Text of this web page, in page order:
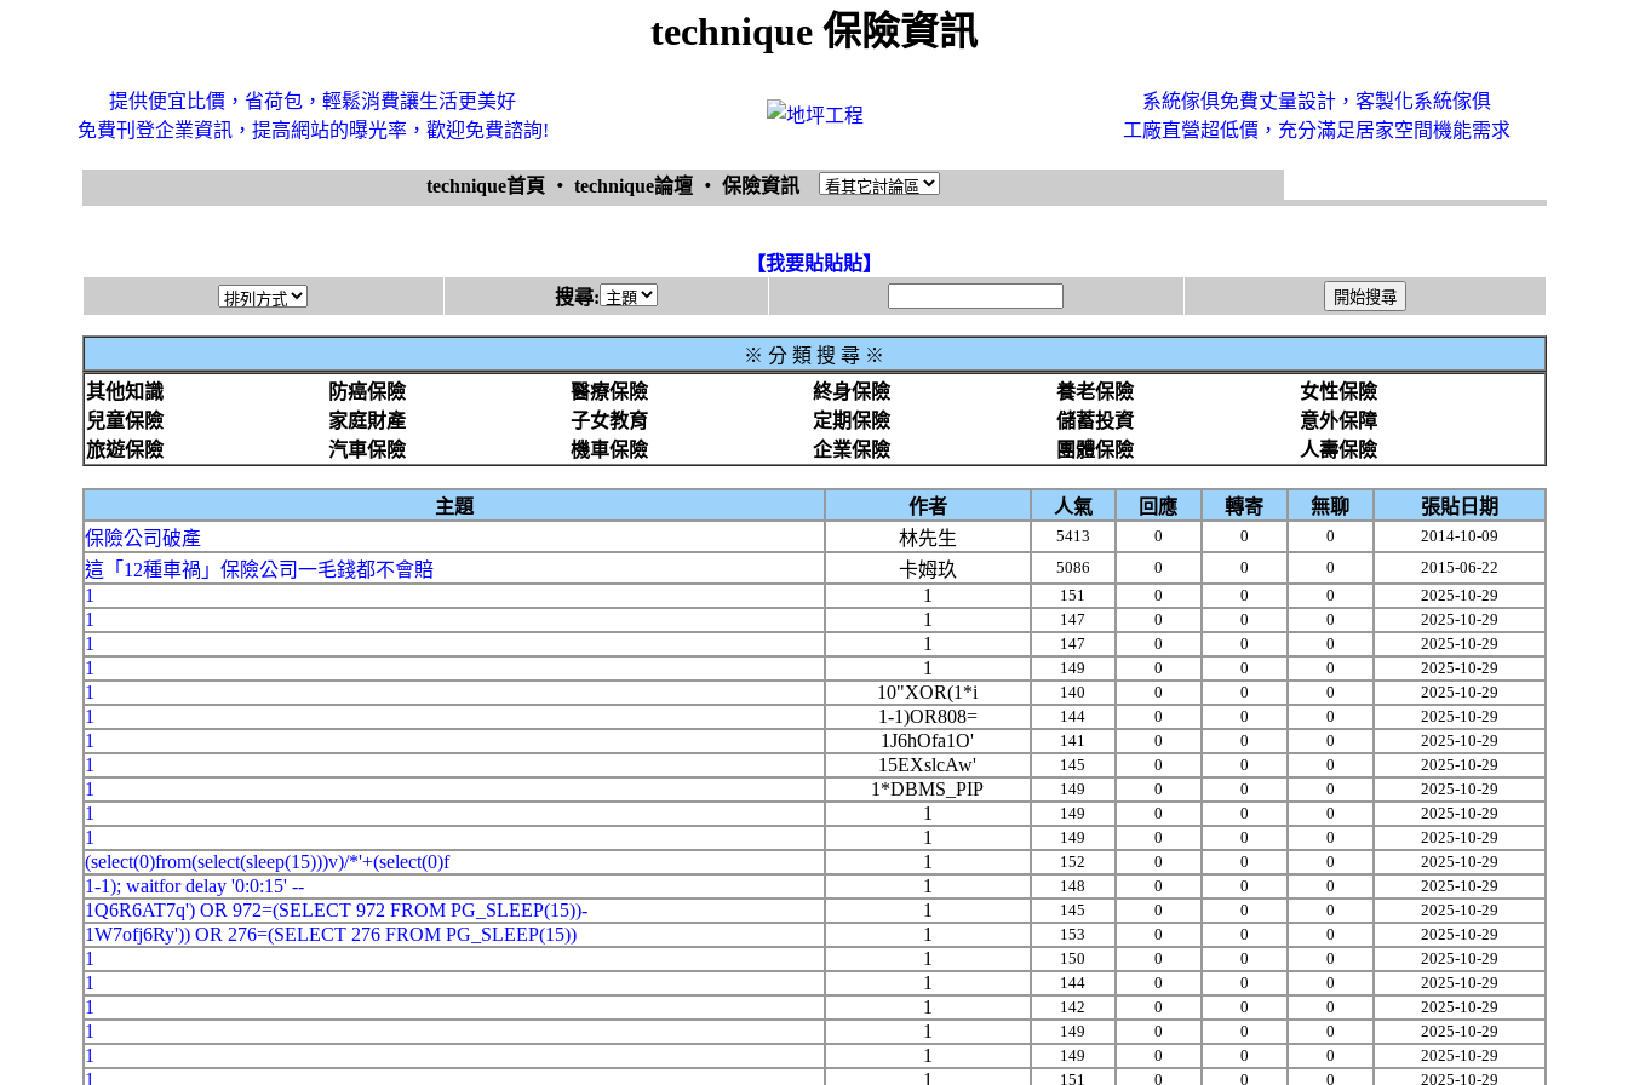
technique 保險資訊
提供便宜比價，省荷包，輕鬆消費讓生活更美好
免費刊登企業資訊，提高網站的曝光率，歡迎免費諮詢!
系統傢俱免費丈量設計，客製化系統傢俱
工廠直營超低價，充分滿足居家空間機能需求
technique首頁 ‧ technique論壇 ‧ 保險資訊
【我要貼貼貼】
搜尋:
※ 分 類 搜 尋 ※
其他知識
防癌保險 醫療保險 終身保險 養老保險
女性保險
兒童保險
家庭財產 子女教育 定期保險 儲蓄投資
意外保障
旅遊保險
汽車保險 機車保險 企業保險 團體保險 人壽保險
主題 作者 人氣 回應 轉寄 無聊
張貼日期
保險公司破產
林先生 5413 0 0 0 2014-10-09
這「12種車禍」保險公司一毛錢都不會賠 卡姆玖 5086 0 0 0 2015-06-22
1 1 151 0 0 0 2025-10-29
1 1 147 0 0 0 2025-10-29
1 1 147 0 0 0 2025-10-29
1 1 149 0 0 0 2025-10-29
1 10"XOR(1*i 140 0 0 0 2025-10-29
1 1-1)OR808= 144 0 0 0 2025-10-29
1 1J6hOfa1O' 141 0 0 0 2025-10-29
1 15EXslcAw' 145 0 0 0 2025-10-29
1 1*DBMS_PIP 149 0 0 0 2025-10-29
1 1 149 0 0 0 2025-10-29
1 1 149 0 0 0 2025-10-29
(select(0)from(select(sleep(15)))v)/*'+(select(0)f 1 152 0 0 0 2025-10-29
1-1); waitfor delay '0:0:15' -- 1 148 0 0 0 2025-10-29
1Q6R6AT7q') OR 972=(SELECT 972 FROM PG_SLEEP(15))- 1 145 0 0 0 2025-10-29
1W7ofj6Ry')) OR 276=(SELECT 276 FROM PG_SLEEP(15)) 1 153 0 0 0 2025-10-29
1 1 150 0 0 0 2025-10-29
1 1 144 0 0 0 2025-10-29
1 1 142 0 0 0 2025-10-29
1 1 149 0 0 0 2025-10-29
1 1 149 0 0 0 2025-10-29
1 1 151 0 0 0 2025-10-29